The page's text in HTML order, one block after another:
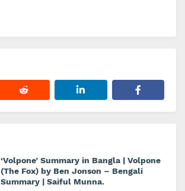
‘Volpone’ Summary in Bangla | Volpone
(The Fox) by Ben Jonson – Bengali
Summary | Saiful Munna.